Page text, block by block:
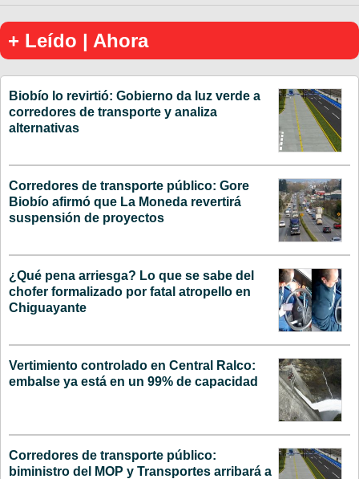
+ Leído | Ahora
Biobío lo revirtió: Gobierno da luz verde a
corredores de transporte y analiza
alternativas
Corredores de transporte público: Gore
Biobío afirmó que La Moneda revertirá
suspensión de proyectos
¿Qué pena arriesga? Lo que se sabe del
chofer formalizado por fatal atropello en
Chiguayante
Vertimiento controlado en Central Ralco:
embalse ya está en un 99% de capacidad
Corredores de transporte público:
biministro del MOP y Transportes arribará a